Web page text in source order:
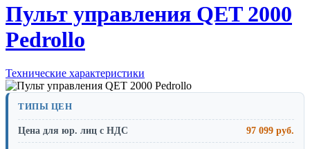
Пульт управления QET 2000
Pedrollo
Технические характеристики
ТИПЫ ЦЕН
Цена для юр. лиц с НДС 97 099 руб.